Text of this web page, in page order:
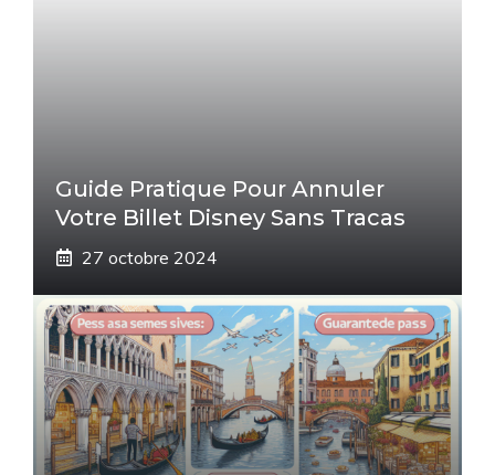
Guide Pratique Pour Annuler
Votre Billet Disney Sans Tracas
27 octobre 2024